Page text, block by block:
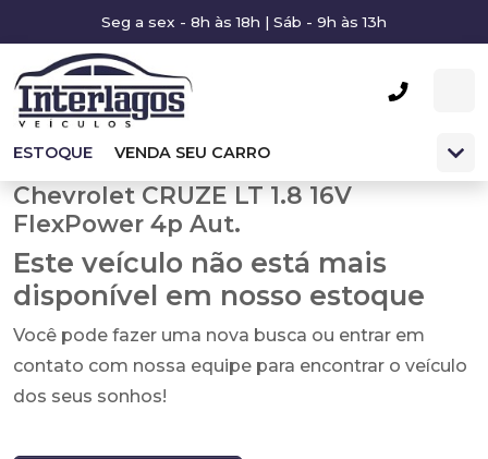
Seg a sex - 8h às 18h | Sáb - 9h às 13h
ESTOQUE VENDA SEU CARRO
Chevrolet CRUZE LT 1.8 16V
FlexPower 4p Aut.
Este veículo não está mais
disponível em nosso estoque
Você pode fazer uma nova busca ou entrar em
contato com nossa equipe para encontrar o veículo
dos seus sonhos!